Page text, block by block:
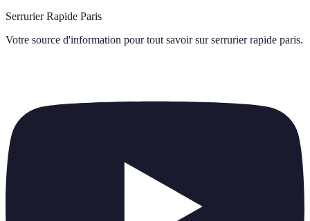
Serrurier Rapide Paris
Votre source d'information pour tout savoir sur serrurier rapide paris.